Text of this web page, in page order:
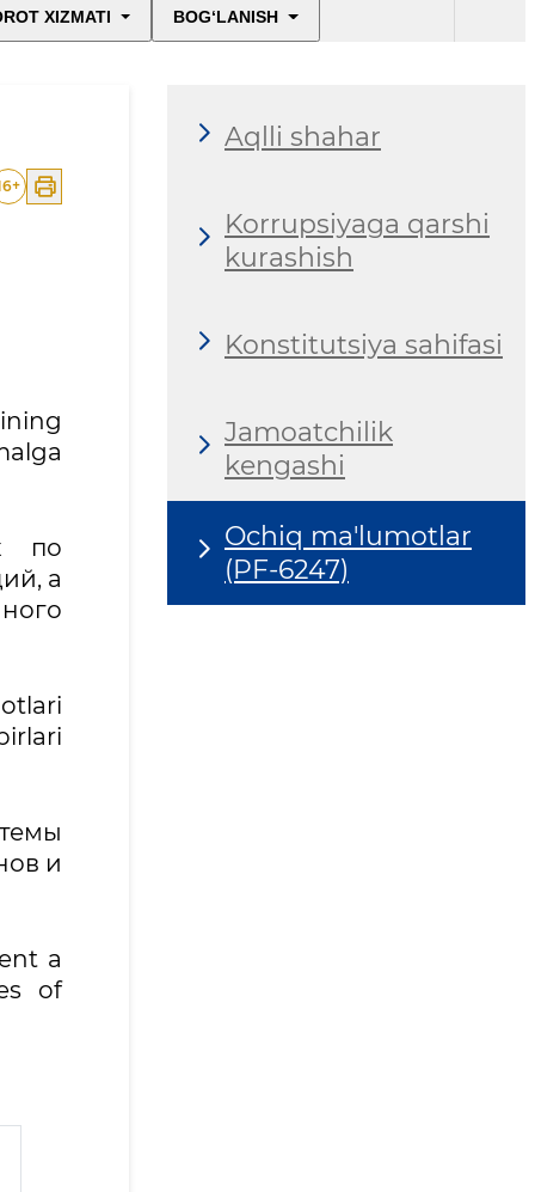
XIZMATI BOG‘LANISH
+
по
а
и
a
of
Aqlli shahar
Korrupsiyaga qarshi
kurashish
Konstitutsiya sahifasi
Jamoatchilik
kengashi
Ochiq ma'lumotlar
(PF-6247)